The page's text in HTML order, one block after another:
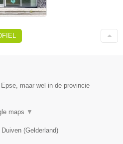
maar wel in de provincie
maps ▼
Duiven (Gelderland)